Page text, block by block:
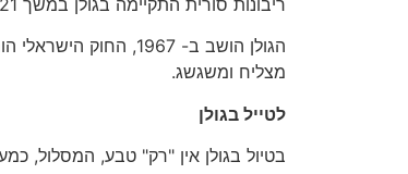
מצליח ומשגשג.
לטייל בגולן
בטיול בגולן אין "רק" טבע, המסלול,